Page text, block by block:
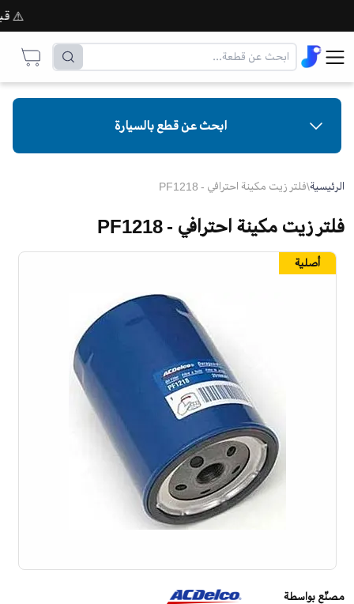
⚠️ قبل
ابحث عن قطع بالسيارة
الرئيسية\فلتر زيت مكينة احترافي - PF1218
فلتر زيت مكينة احترافي - PF1218
مصنّع بواسطة
أصلية